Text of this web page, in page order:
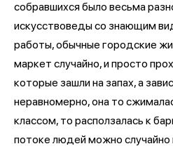
собравшихся было весьма
искусствоведы со знающим
работы, обычные городские
маркет случайно, и просто
которые зашли на запах, а
неравномерно, она то
классом, то расползалась к
потоке людей можно случайно